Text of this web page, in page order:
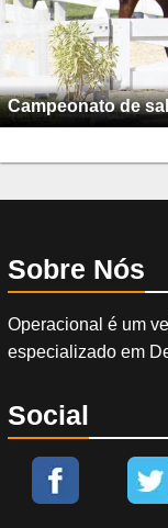
Campeonato de
especializado em
Social
É expressamente
sendo os infratores